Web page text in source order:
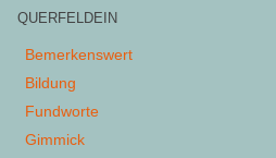
QUERFELDEIN
Bemerkenswert
Bildung
Fundworte
Gimmick